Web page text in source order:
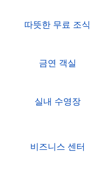
따뜻한 무료 조식
금연 객실
실내 수영장
비즈니스 센터